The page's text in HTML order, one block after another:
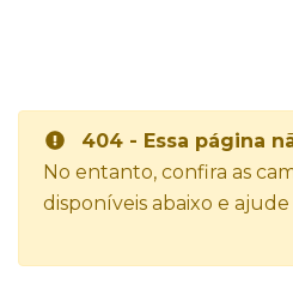
404 - Essa página
No entanto, confira as
disponíveis abaixo e ajude